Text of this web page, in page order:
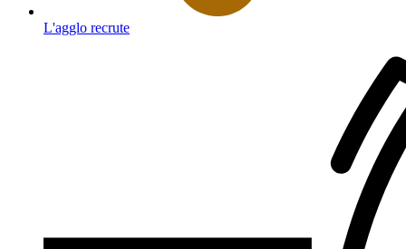
L'agglo recrute